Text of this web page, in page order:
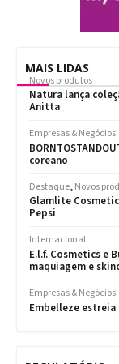
MAIS LIDAS